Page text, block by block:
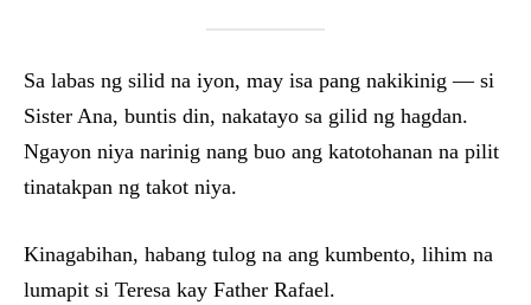
Sa labas ng silid na iyon, may isa pang nakikinig — si
Sister Ana, buntis din, nakatayo sa gilid ng hagdan.
Ngayon niya narinig nang buo ang katotohanan na pilit
tinatakpan ng takot niya.
Kinagabihan, habang tulog na ang kumbento, lihim na
lumapit si Teresa kay Father Rafael.